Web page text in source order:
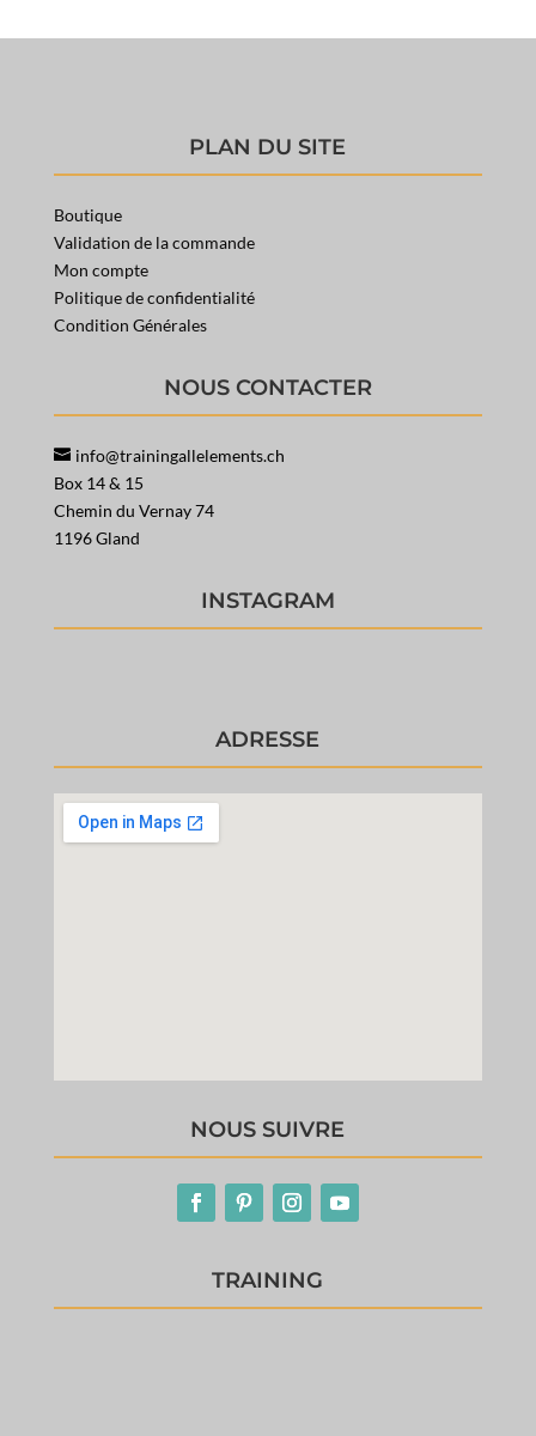
PLAN DU SITE
Boutique
Validation de la commande
Mon compte
Politique de confidentialité
Condition Générales
NOUS CONTACTER
info@trainingallelements.ch
Box 14 & 15
Chemin du Vernay 74
1196 Gland
INSTAGRAM
ADRESSE
NOUS SUIVRE
TRAINING